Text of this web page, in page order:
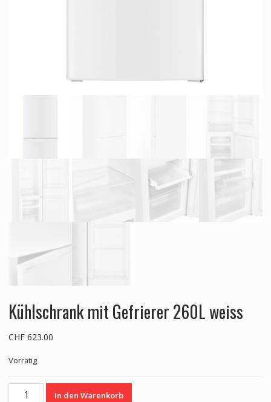
Kühlschrank mit Gefrierer 260L weiss
CHF623.00
Vorrätig
Kühlschrank
In den Warenkorb